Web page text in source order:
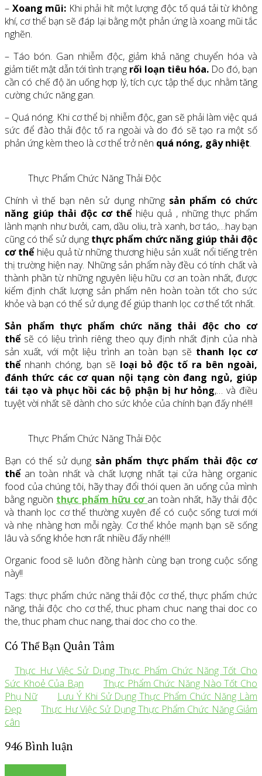
– Xoang mũi: Khi phải hít một lượng độc tố quá tải từ không
khí, cơ thể bạn sẽ đáp lại bằng một phản ứng là xoang mũi tắc
nghẽn.
– Táo bón. Gan nhiễm độc, giảm khả năng chuyển hóa và
giảm tiết mật dẫn tới tình trạng rối loạn tiêu hóa. Do đó, bạn
cần có chế độ ăn uống hợp lý, tích cực tập thể dục nhằm tăng
cường chức năng gan.
– Quá nóng. Khi cơ thể bị nhiễm độc, gan sẽ phải làm việc quá
sức để đào thải độc tố ra ngoài và do đó sẽ tạo ra một số
phản ứng kèm theo là cơ thể trở nên quá nóng, gây nhiệt.
Thực Phẩm Chức Năng Thải Độc
Chính vì thế bạn nên sử dụng những sản phẩm có chức
năng giúp thải độc cơ thể hiệu quả , những thực phẩm
lành mạnh như bưởi, cam, dầu oliu, trà xanh, bơ táo,…hay bạn
cũng có thể sử dụng thực phẩm chức năng giúp thải độc
cơ thểhiệu quả từ những thương hiệu sản xuất nổi tiếng trên
thị trường hiện nay. Những sản phẩm này đều có tính chất và
thành phần từ những nguyên liệu hữu cơ an toàn nhất, được
kiểm định chất lượng sản phẩm nên hoàn toàn tốt cho sức
khỏe và bạn có thể sử dụng để giúp thanh lọc cơ thể tốt nhất.
Sản phẩm thực phẩm chức năng thải độc cho cơ
thểsẽ có liệu trình riêng theo quy định nhất định của nhà
sản xuất, với một liệu trình an toàn bạn sẽ thanh lọc cơ
thểnhanh chóng, bạn sẽ loại bỏ độc tố ra bên ngoài,
đánh thức các cơ quan nội tạng còn đang ngủ, giúp
tái tạo và phục hồi các bộ phận bị hư hỏng,… và điều
tuyệt vời nhất sẽ dành cho sức khỏe của chính bạn đấy nhé!!!
Thực Phẩm Chức Năng Thải Độc
Bạn có thể sử dụng sản phẩm thực phẩm thải độc cơ
thểan toàn nhất và chất lượng nhất tại cửa hàng organic
food của chúng tôi, hãy thay đổi thói quen ăn uống của mình
bằng nguồn thực phẩm hữu cơ an toàn nhất, hãy thải độc
và thanh lọc cơ thể thường xuyên để có cuộc sống tươi mới
và nhẹ nhàng hơn mỗi ngày. Cơ thể khỏe mạnh bạn sẽ sống
lâu và sống khỏe hơn rất nhiều đấy nhé!!!
Organic food sẽ luôn đồng hành cùng bạn trong cuộc sống
này!!
Tags: thực phẩm chức năng thải độc cơ thể, thực phẩm chức
năng, thải độc cho cơ thể, thuc pham chuc nang thai doc co
the, thuc pham chuc nang, thai doc cho co the.
Có Thể Bạn Quân Tâm
Thực Hư Việc Sử Dụng Thực Phẩm Chức Năng Tốt Cho
Sức Khoẻ Của Bạn
Thực Phẩm Chức Năng Nào Tốt Cho
Phụ Nữ
Lưu Ý Khi Sử Dụng Thực Phẩm Chức Năng Làm
Đẹp
Thực Hư Việc Sử Dụng Thực Phẩm Chức Năng Giảm
cân
946 Bình luận